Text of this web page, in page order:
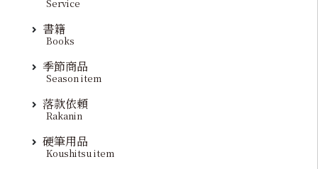
Service
書籍
Books
季節商品
Season item
落款依頼
Rakanin
硬筆用品
Koushitsu item